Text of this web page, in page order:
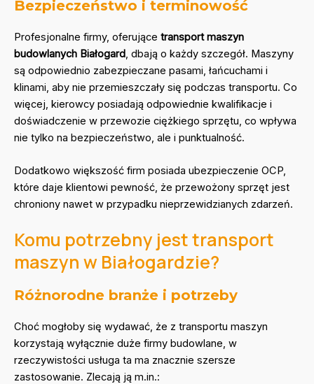
Bezpieczeństwo i terminowość
Profesjonalne firmy, oferujące transport maszyn
budowlanych Białogard , dbają o każdy szczegół. Maszyny
są odpowiednio zabezpieczane pasami, łańcuchami i
klinami, aby nie przemieszczały się podczas transportu. Co
więcej, kierowcy posiadają odpowiednie kwalifikacje i
doświadczenie w przewozie ciężkiego sprzętu, co wpływa
nie tylko na bezpieczeństwo, ale i punktualność.
Dodatkowo większość firm posiada ubezpieczenie OCP,
które daje klientowi pewność, że przewożony sprzęt jest
chroniony nawet w przypadku nieprzewidzianych zdarzeń.
Komu potrzebny jest transport
maszyn w Białogardzie?
Różnorodne branże i potrzeby
Choć mogłoby się wydawać, że z transportu maszyn
korzystają wyłącznie duże firmy budowlane, w
rzeczywistości usługa ta ma znacznie szersze
zastosowanie. Zlecają ją m.in.: